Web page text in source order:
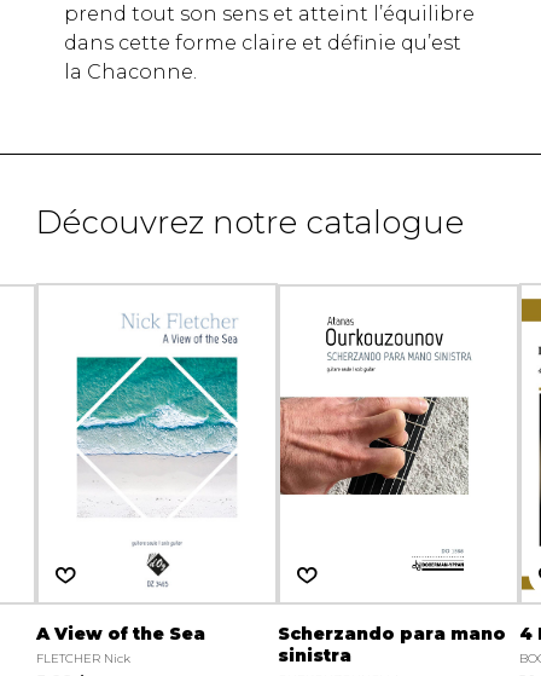
prend tout son sens et atteint l’équilibre
dans cette forme claire et définie qu’est
la Chaconne.
Découvrez notre catalogue
A View of the Sea
FLETCHER Nick
Scherzando para mano
sinistra
4